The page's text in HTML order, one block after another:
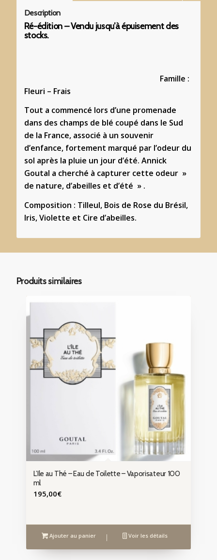
Description
Ré-édition – Vendu jusqu’à épuisement des
stocks.
Famille :
Fleuri – Frais
Tout a commencé lors d’une promenade
dans des champs de blé coupé dans le Sud
de la France, associé à un souvenir
d’enfance, fortement marqué par l’odeur du
sol après la pluie un jour d’été. Annick
Goutal a cherché à capturer cette odeur »
de nature, d’abeilles et d’été » .
Composition : Tilleul, Bois de Rose du Brésil,
Iris, Violette et Cire d’abeilles.
Produits similaires
L’Ile au Thé – Eau de Toilette – Vaporisateur 100
ml
195,00€
Ajouter au panier Voir les détails